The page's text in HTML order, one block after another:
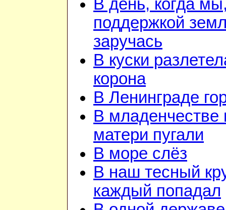
В день, когда
поддержкой
заручась
В куски
корона
В Ленинграде
В младенчестве
матери пугали
В море слёз
В наш тесный
каждый попадал